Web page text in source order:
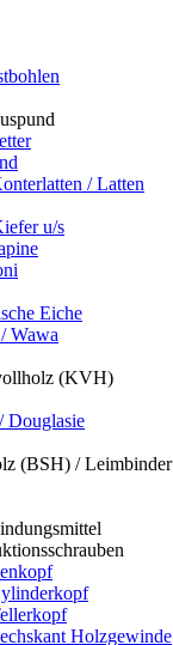
/ Latten
u/s
Eiche
Wawa
(KVH)
Douglasie
(BSH) / Leimbinder
Holzgewinde